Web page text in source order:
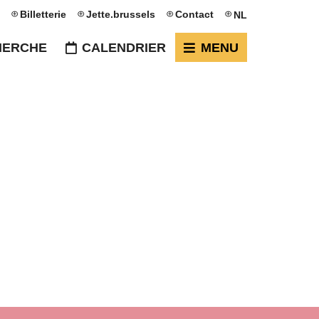
Billetterie Jette.brussels Contact NL
CALENDRIER MENU